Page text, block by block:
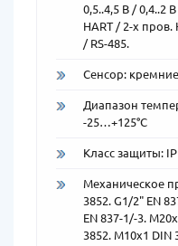
0,5..4,5 В / 0,4..2
HART / 2-х пров.
/ RS-485.
Сенсор:
Диапазон
-25…+125°C
Класс защиты: IP
Механическое
3852. G1/2" EN
EN 837-1/-3.
3852. М10х1 DIN